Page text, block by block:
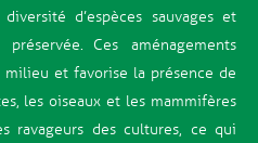
d’espèces sauvages et
Ces aménagements
et favorise la présence de
les oiseaux et les mammifères
ravageurs des cultures, ce qui